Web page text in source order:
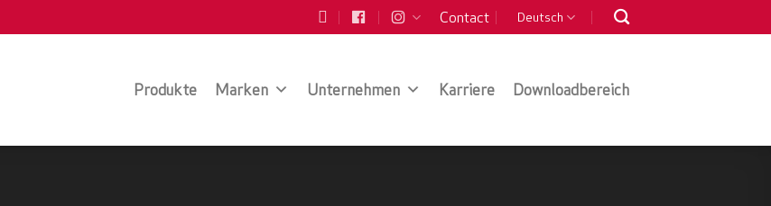
Contact Deutsch
Produkte Marken Unternehmen Karriere Downloadbereich